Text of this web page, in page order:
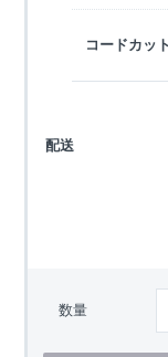
コードカッ
配送
数量